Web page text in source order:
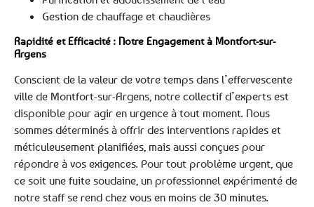
Gestion de chauffage et chaudières
Rapidité et Efficacité : Notre Engagement à Montfort-sur-
Argens
Conscient de la valeur de votre temps dans l’effervescente
ville de Montfort-sur-Argens, notre collectif d’experts est
disponible pour agir en urgence à tout moment. Nous
sommes déterminés à offrir des interventions rapides et
méticuleusement planifiées, mais aussi conçues pour
répondre à vos exigences. Pour tout problème urgent, que
ce soit une fuite soudaine, un professionnel expérimenté de
notre staff se rend chez vous en moins de 30 minutes.